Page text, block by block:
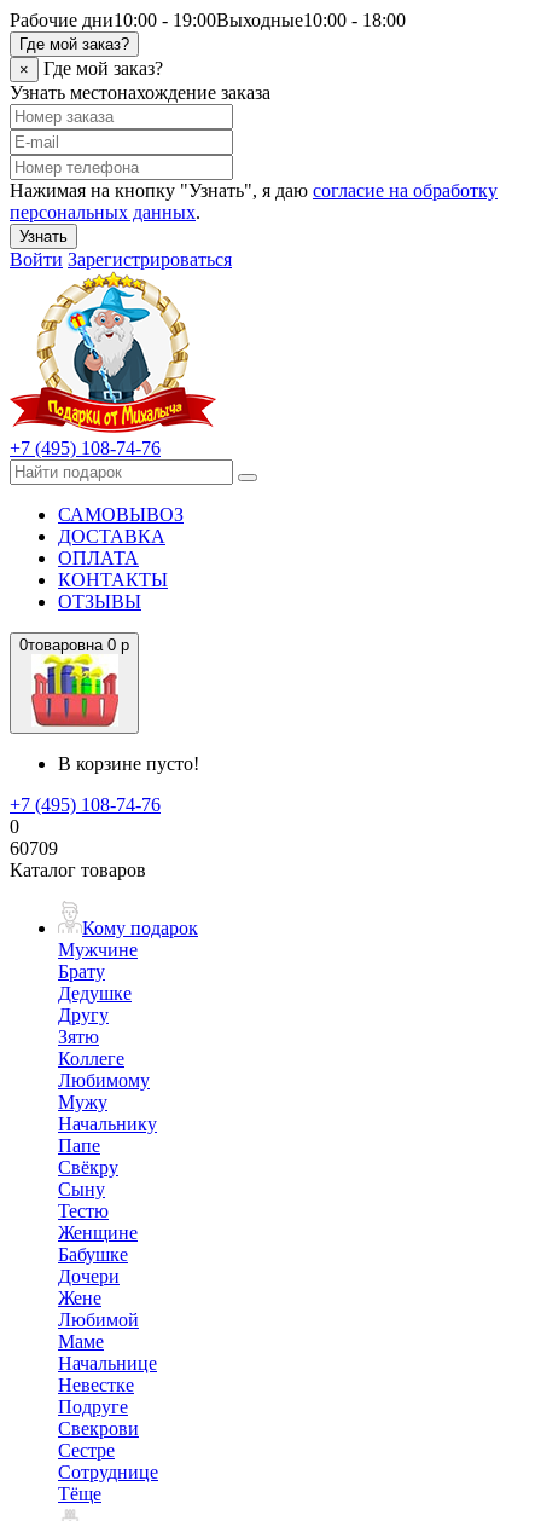
Рабочие дни10:00 - 19:00Выходные10:00 - 18:00
Где мой заказ?
×
Где мой заказ?
Узнать местонахождение заказа
Нажимая на кнопку "Узнать", я даю согласие на обработку
персональных данных.
Узнать
Войти Зарегистрироваться
+7 (495) 108-74-76
САМОВЫВОЗ
ДОСТАВКА
ОПЛАТА
КОНТАКТЫ
ОТЗЫВЫ
0товаровна 0 р
В корзине пусто!
+7 (495) 108-74-76
0
60709
Каталог товаров
Кому подарок
Мужчине
Брату
Дедушке
Другу
Зятю
Коллеге
Любимому
Мужу
Начальнику
Папе
Свёкру
Сыну
Тестю
Женщине
Бабушке
Дочери
Жене
Любимой
Маме
Начальнице
Невестке
Подруге
Свекрови
Сестре
Сотруднице
Тёще